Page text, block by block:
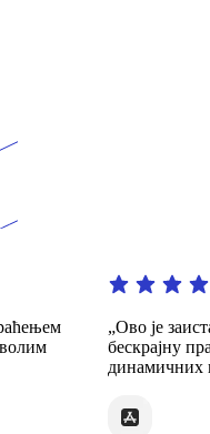
„Ово је заиста
бескрајну праксу на
динамичних и